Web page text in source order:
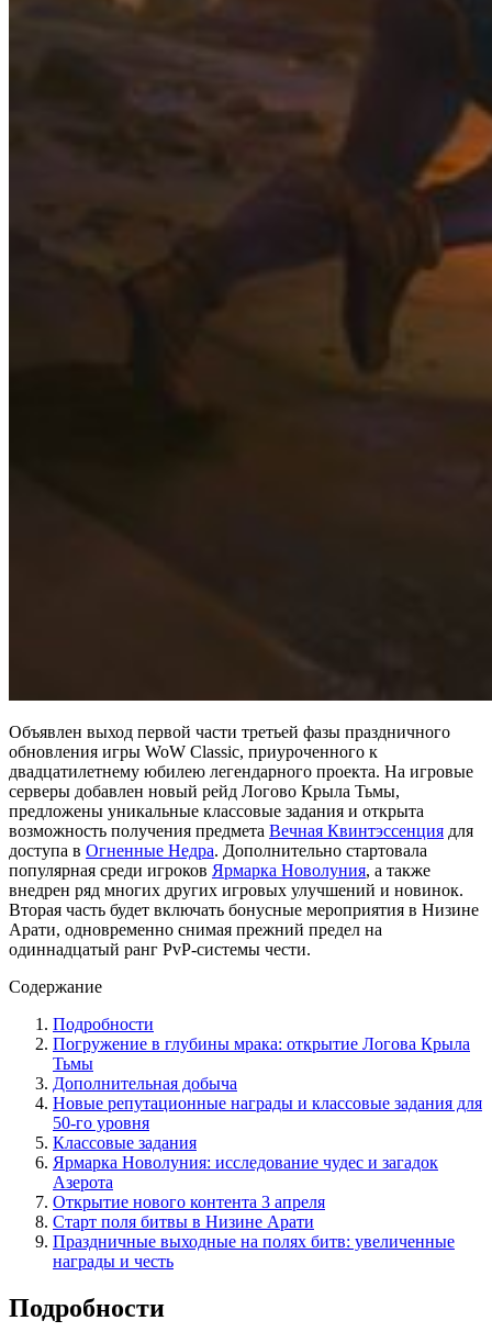
Объявлен выход первой части третьей фазы праздничного
обновления игры WoW Classic, приуроченного к
двадцатилетнему юбилею легендарного проекта. На игровые
серверы добавлен новый рейд Логово Крыла Тьмы,
предложены уникальные классовые задания и открыта
возможность получения предмета Вечная Квинтэссенция для
доступа в Огненные Недра. Дополнительно стартовала
популярная среди игроков Ярмарка Новолуния, а также
внедрен ряд многих других игровых улучшений и новинок.
Вторая часть будет включать бонусные мероприятия в Низине
Арати, одновременно снимая прежний предел на
одиннадцатый ранг PvP-системы чести.
Содержание
Подробности
Погружение в глубины мрака: открытие Логова Крыла
Тьмы
Дополнительная добыча
Новые репутационные награды и классовые задания для
50-го уровня
Классовые задания
Ярмарка Новолуния: исследование чудес и загадок
Азерота
Открытие нового контента 3 апреля
Старт поля битвы в Низине Арати
Праздничные выходные на полях битв: увеличенные
награды и честь
Подробности